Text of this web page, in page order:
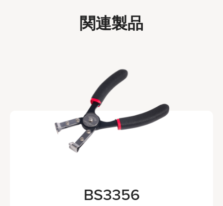
関連製品
BS3356